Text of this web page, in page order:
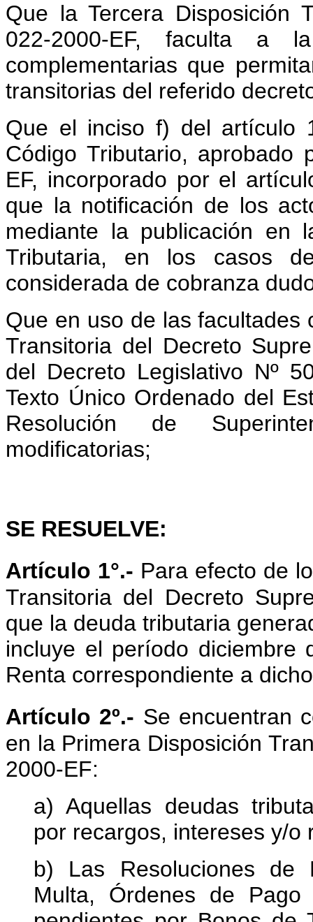
Que la Tercera Disposición
022-2000-EF, faculta a
complementarias que
transitorias del referido
Que el inciso f) del artículo
Código Tributario, aprobado
EF, incorporado por el
que la notificación de los
mediante la publicación en
Tributaria, en los casos
considerada de cobranza
Que en uso de las facultades
Transitoria del Decreto
del Decreto Legislativo Nº
Texto Único Ordenado del
Resolución de
modificatorias;
SE RESUELVE:
Artículo 1°.- Para efecto de
Transitoria del Decreto
que la deuda tributaria
incluye el período
Renta correspondiente a
Artículo 2º.- Se encuentran
en la Primera Disposición
2000-EF:
a) Aquellas deudas
por recargos, intereses y/o
b) Las Resoluciones de
Multa, Órdenes de